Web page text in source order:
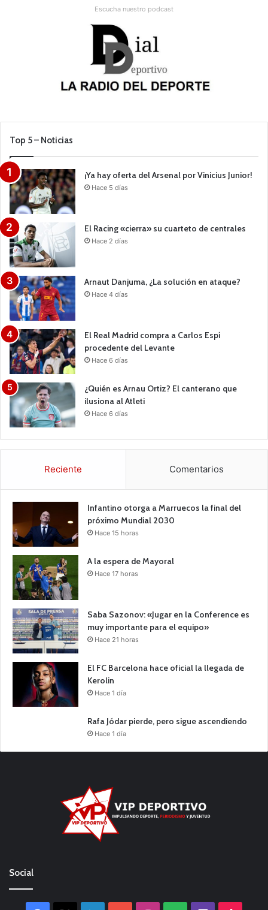
Escucha nuestro podcast
Top 5 – Noticias
¡Ya hay oferta del Arsenal por Vinicius Junior!
Hace 5 días
El Racing «cierra» su cuarteto de centrales
Hace 2 días
Arnaut Danjuma, ¿La solución en ataque?
Hace 4 días
El Real Madrid compra a Carlos Espí
procedente del Levante
Hace 6 días
¿Quién es Arnau Ortiz? El canterano que
ilusiona al Atleti
Hace 6 días
Reciente Comentarios
Infantino otorga a Marruecos la final del
próximo Mundial 2030
Hace 15 horas
A la espera de Mayoral
Hace 17 horas
Saba Sazonov: «Jugar en la Conference es
muy importante para el equipo»
Hace 21 horas
El FC Barcelona hace oficial la llegada de
Kerolin
Hace 1 día
Rafa Jódar pierde, pero sigue ascendiendo
Hace 1 día
Social